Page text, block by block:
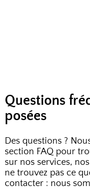
Questions
posées
Des questions ?
section FAQ pour
sur nos services,
ne trouvez pas ce
contacter : nous